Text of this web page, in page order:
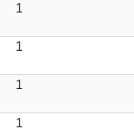
1
1
1
1